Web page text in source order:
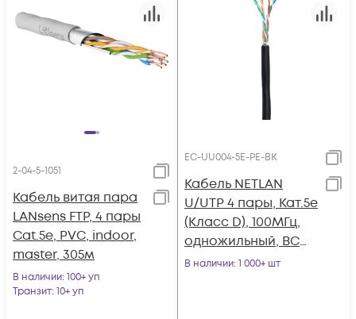
2-04-5-1051
Кабель витая пара
LANsens FTP, 4 пары
Cat.5e, PVC, indoor,
master, 305м
В наличии: 100+ уп
Транзит: 10+ уп
EC-UU004-5E-PE-BK
Кабель NETLAN
U/UTP 4 пары, Кат.5e
(Класс D), 100МГц,
одножильный, BC
(чистая медь),
В наличии: 1 000+ шт